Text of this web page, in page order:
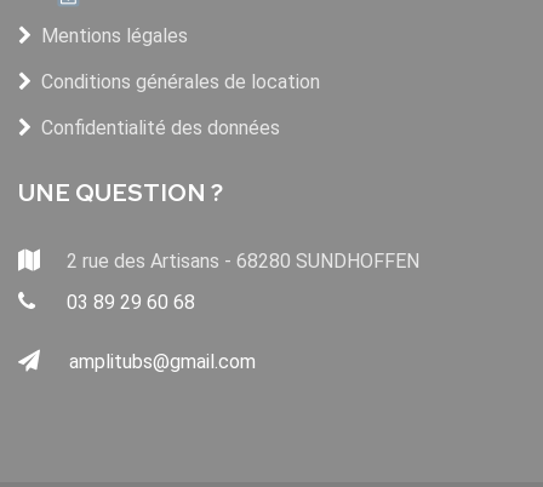
Mentions légales
Conditions générales de location
Confidentialité des données
UNE QUESTION ?
2 rue des Artisans - 68280 SUNDHOFFEN
03 89 29 60 68
amplitubs@gmail.com